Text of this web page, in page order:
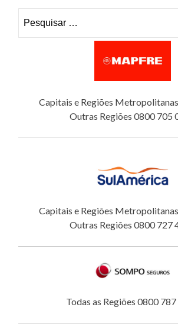
Capitais e Regiões
Outras Regiões 0800 705
Capitais e Regiões
Outras Regiões 0800 727
Todas as Regiões 0800